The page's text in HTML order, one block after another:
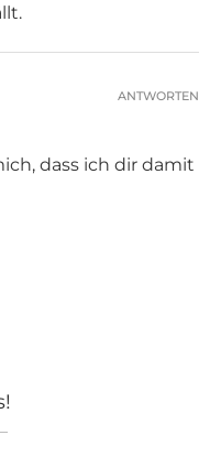
dass ich dir damit
ANTWORTEN